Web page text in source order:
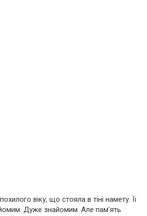
віку, що стояла в тіні намету. Її
Дуже знайомим. Але пам’ять